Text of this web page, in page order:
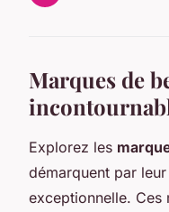
Marques de
Explorez les
démarquent par
exceptionnelle. Ces